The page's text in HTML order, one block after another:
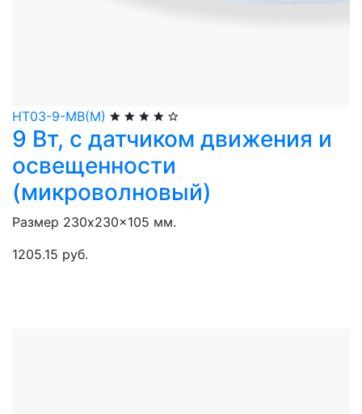
НТ03-9-МВ(М)
9 Вт, с датчиком движения и
освещенности
(микроволновый)
Размер 230x230x105 мм.
1205.15 руб.